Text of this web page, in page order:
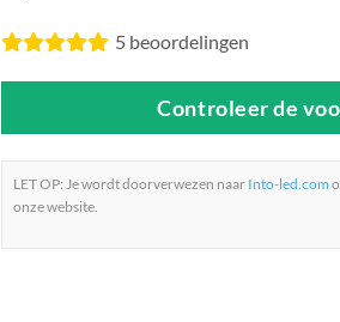
5 beoordelingen
Controleer de
LET OP: Je wordt doorverwezen naar Into-led.com
onze website.